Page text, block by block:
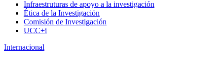
Infraestruturas de apoyo a la investigación
Ética de la Investigación
Comisión de Investigación
UCC+i
Internacional